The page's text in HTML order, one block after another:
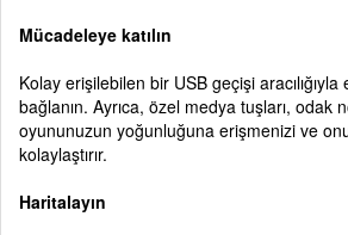
Mücadeleye katılın
Kolay erişilebilen bir USB geçişi aracılığıyla
bağlanın. Ayrıca, özel medya tuşları, odak
oyununuzun yoğunluğuna erişmenizi ve
kolaylaştırır.
Haritalayın